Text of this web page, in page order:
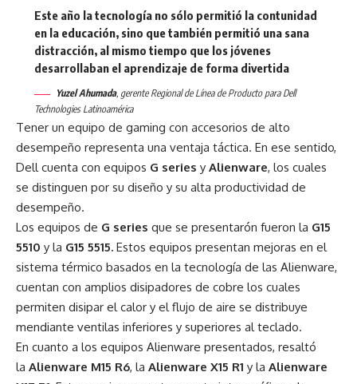
Este año la tecnología no sólo permitió la contunidad
en la educación, sino que también permitió una sana
distracción, al mismo tiempo que los jóvenes
desarrollaban el aprendizaje de forma divertida
Yuzel Ahumada, gerente Regional de Línea de Producto para Dell
Technologies Latinoamérica
Tener un equipo de gaming con accesorios de alto
desempeño representa una ventaja táctica. En ese sentido,
Dell cuenta con equipos G series y Alienware, los cuales
se distinguen por su diseño y su alta productividad de
desempeño.
Los equipos de G series que se presentarón fueron la G15
5510 y la G15 5515. Estos equipos presentan mejoras en el
sistema térmico basados en la tecnología de las Alienware,
cuentan con amplios disipadores de cobre los cuales
permiten disipar el calor y el flujo de aire se distribuye
mendiante ventilas inferiores y superiores al teclado.
En cuanto a los equipos Alienware presentados, resaltó
la Alienware M15 R6, la Alienware X15 R1 y la Alienware